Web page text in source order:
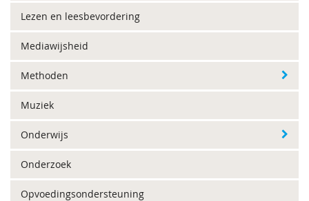
Lezen en leesbevordering
Mediawijsheid
Methoden
Muziek
Onderwijs
Onderzoek
Opvoedingsondersteuning